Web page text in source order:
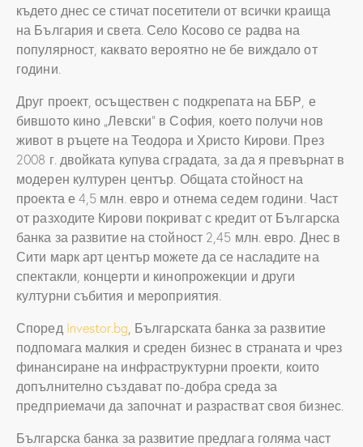
където днес се стичат посетители от всички краища
на България и света. Село Косово се радва на
популярност, каквато вероятно не бе виждало от
години.
Друг проект, осъществен с подкрепата на ББР, е
бившото кино „Левски“ в София, което получи нов
живот в ръцете на Теодора и Христо Кирови. През
2008 г. двойката купува сградата, за да я превърнат в
модерен културен център. Общата стойност на
проекта е 4,5 млн. евро и отнема седем години. Част
от разходите Кирови покриват с кредит от Българска
банка за развитие на стойност 2,45 млн. евро. Днес в
Сити марк арт център можете да се насладите на
спектакли, концерти и кинопрожекции и други
културни събития и мероприятия.
Според Investor.bg , Българската банка за развитие
подпомага малкия и среден бизнес в страната и чрез
финансиране на инфраструктурни проекти, които
допълнително създават по-добра среда за
предприемачи да започнат и разрастват своя бизнес.
Българска банка за развитие предлага голяма част